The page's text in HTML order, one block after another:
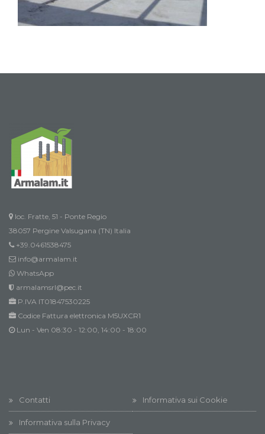
loc. Fratte, 51 - Ponte Regio
38057 Pergine Valsugana (TN) Italia
+39.0461538475
info@armalam.it
WhatsApp
armalamsrl@pec.it
P.IVA IT01847530225
Codice Fattura elettronica M5UXCR1
Lun - Ven 08:30 - 12:00, 14:00 - 18:00
Contatti Informativa sui Cookie
Informativa sulla Privacy